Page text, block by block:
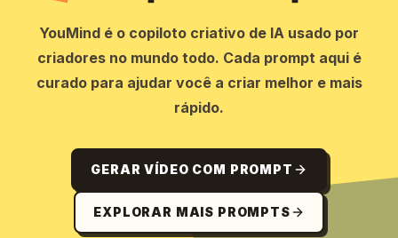
YouMind é o copiloto criativo de IA usado por
criadores no mundo todo. Cada prompt aqui é
curado para ajudar você a criar melhor e mais
rápido.
GERAR VÍDEO COM PROMPT
EXPLORAR MAIS PROMPTS